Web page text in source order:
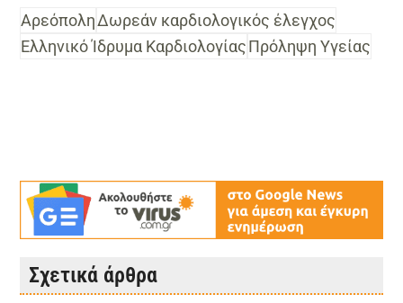
ΑρεόποληΔωρεάν καρδιολογικός έλεγχος
Ελληνικό Ίδρυμα ΚαρδιολογίαςΠρόληψη Υγείας
Σχετικά άρθρα